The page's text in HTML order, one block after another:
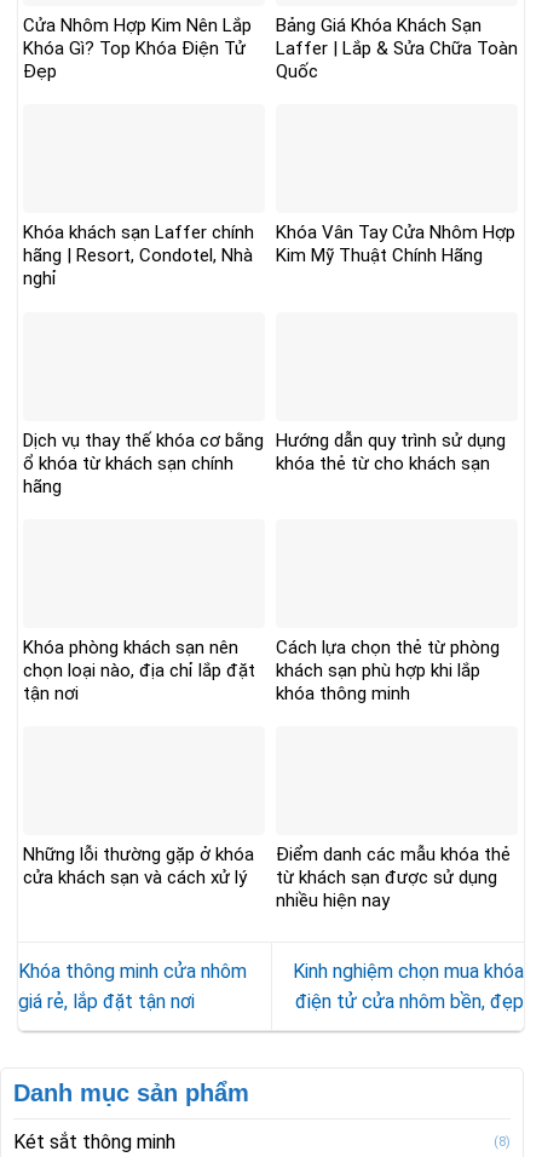
Cửa Nhôm Hợp Kim Nên Lắp
Khóa Gì? Top Khóa Điện Tử
Đẹp
Bảng Giá Khóa Khách Sạn
Laffer | Lắp & Sửa Chữa Toàn
Quốc
Khóa khách sạn Laffer chính
hãng | Resort, Condotel, Nhà
nghỉ
Khóa Vân Tay Cửa Nhôm Hợp
Kim Mỹ Thuật Chính Hãng
Dịch vụ thay thế khóa cơ bằng
ổ khóa từ khách sạn chính
hãng
Hướng dẫn quy trình sử dụng
khóa thẻ từ cho khách sạn
Khóa phòng khách sạn nên
chọn loại nào, địa chỉ lắp đặt
tận nơi
Cách lựa chọn thẻ từ phòng
khách sạn phù hợp khi lắp
khóa thông minh
Những lỗi thường gặp ở khóa
cửa khách sạn và cách xử lý
Điểm danh các mẫu khóa thẻ
từ khách sạn được sử dụng
nhiều hiện nay
Khóa thông minh cửa nhôm
giá rẻ, lắp đặt tận nơi
Kinh nghiệm chọn mua khóa
điện tử cửa nhôm bền, đẹp
Danh mục sản phẩm
Két sắt thông minh (8)